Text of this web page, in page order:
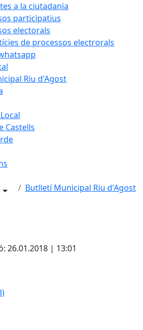
a la ciutadania
participatius
electorals
de processos electrorals
Riu d'Agost
Castells
Butlletí Municipal Riu d'Agost
26.01.2018 | 13:01